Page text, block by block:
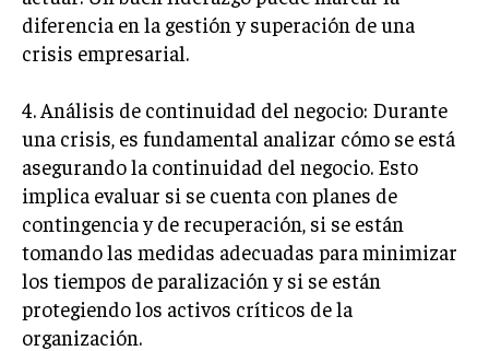
ESTRATEGIAS DE PRICING Y GESTIÓN DE
EMPRESAS Y STARTUPS TECNOLÓGICAS
GESTIÓN DE LA EXPERIENCIA DEL CLIENTE
MÁS
PROYECTOS
GESTIÓN DE PROYECTOS
GESTIÓN DE OPERACIONES Y CADENA DE
SUMINISTRO
diferencia en la gestión y superación de una
crisis empresarial.
4. Análisis de continuidad del negocio: Durante
una crisis, es fundamental analizar cómo se está
asegurando la continuidad del negocio. Esto
implica evaluar si se cuenta con planes de
contingencia y de recuperación, si se están
tomando las medidas adecuadas para minimizar
los tiempos de paralización y si se están
protegiendo los activos críticos de la
organización.